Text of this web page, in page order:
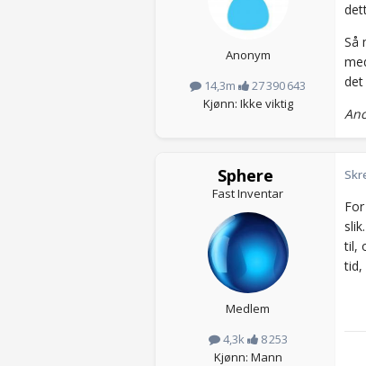
Anonym
14,3m
27 390 643
Kjønn: Ikke viktig
Så
det
Sphere
Fast Inventar
Medlem
4,3k
8 253
Kjønn: Mann
til,
tid,